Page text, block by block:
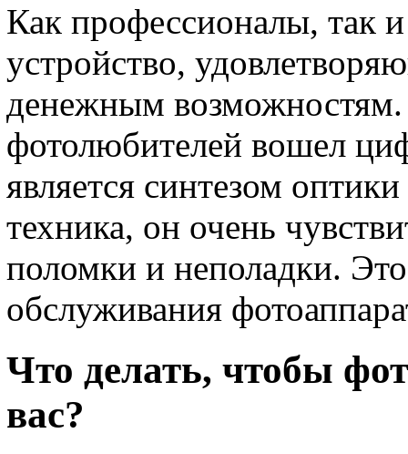
Как профессионалы, так
устройство,
денежным
фотолюбителей вошел
является синтезом
техника, он очень
поломки и неполадки.
обслуживания
Что делать, чтобы
вас?